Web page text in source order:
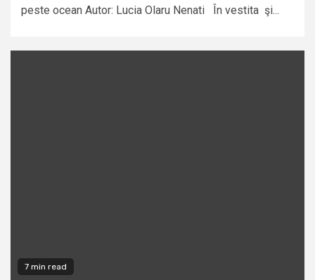
peste ocean Autor: Lucia Olaru Nenati În vestita şi...
7 min read